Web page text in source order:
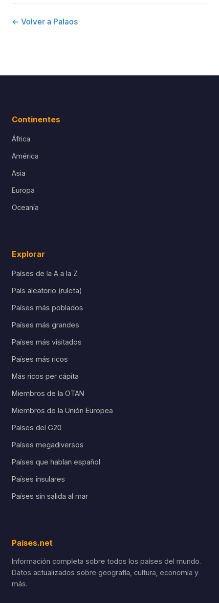
← Volver a Palaos
Continentes
África
América
Asia
Europa
Oceanía
Explorar
Países de la A a la Z
País aleatorio (ruleta)
Países más poblados
Países más grandes
Países más visitados
Países más ricos
Más ricos per cápita
Miembros de la OTAN
Miembros de la Unión Europea
Países del G20
Países megadiversos
Países que hablan español
Países insulares
Países sin salida al mar
Países.net
Información completa sobre todos los países del mundo.
Datos actualizados sobre geografía, cultura, economía y
más.